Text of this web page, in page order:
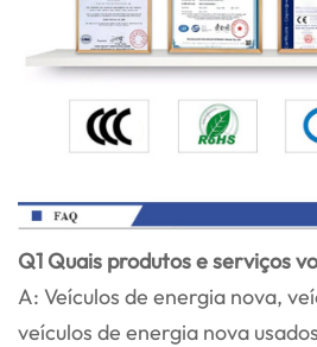
Q1 Quais produtos e serviços
A: Veículos de energia nova,
veículos de energia nova